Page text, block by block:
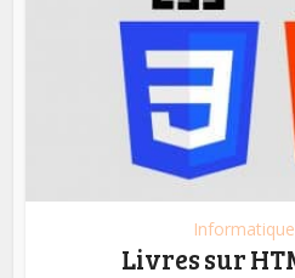
Livres sur